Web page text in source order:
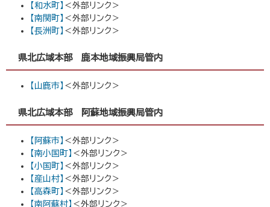
【和水町】 ＜外部リンク＞
【南関町】 ＜外部リンク＞
【長洲町】 ＜外部リンク＞
県北広域本部 鹿本地域振興局管内
【山鹿市】 ＜外部リンク＞
県北広域本部 阿蘇地域振興局管内
【阿蘇市】 ＜外部リンク＞
【南小国町】 ＜外部リンク＞
【小国町】 ＜外部リンク＞
【産山村】 ＜外部リンク＞
【高森町】 ＜外部リンク＞
【南阿蘇村】 ＜外部リンク＞